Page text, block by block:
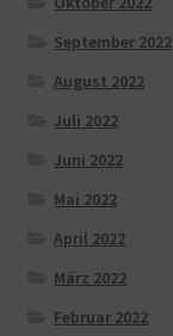
September 2022
August 2022
Juli 2022
Juni 2022
Mai 2022
April 2022
März 2022
Februar 2022